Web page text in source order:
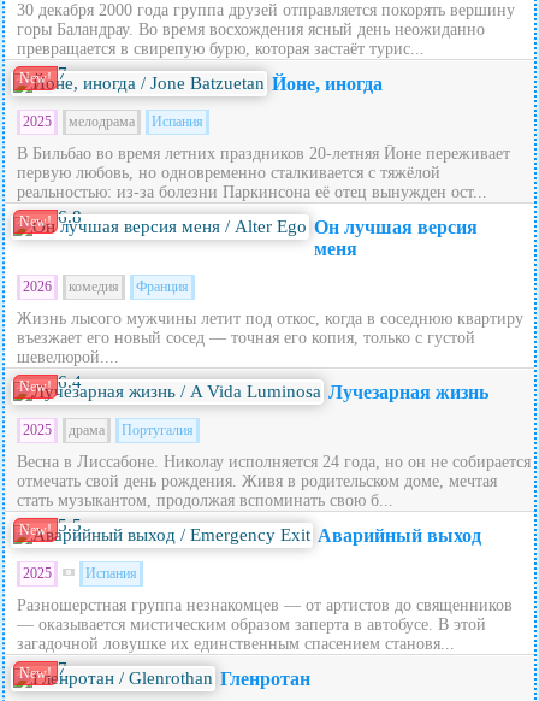
30 декабря 2000 года группа друзей отправляется покорять вершину
горы Баландрау. Во время восхождения ясный день неожиданно
превращается в свирепую бурю, которая застаёт турис...
New! 7 Йоне, иногда
2025 мелодрама Испания
В Бильбао во время летних праздников 20‑летняя Йоне переживает
первую любовь, но одновременно сталкивается с тяжёлой
реальностью: из‑за болезни Паркинсона её отец вынужден ост...
New! 6.8
Он лучшая версия
меня
2026 комедия Франция
Жизнь лысого мужчины летит под откос, когда в соседнюю квартиру
въезжает его новый сосед — точная его копия, только с густой
шевелюрой....
New! 6.4 Лучезарная жизнь
2025 драма Португалия
Весна в Лиссабоне. Николау исполняется 24 года, но он не собирается
отмечать свой день рождения. Живя в родительском доме, мечтая
стать музыкантом, продолжая вспоминать свою б...
New! 5.5 Аварийный выход
2025 Испания
Разношерстная группа незнакомцев — от артистов до священников
— оказывается мистическим образом заперта в автобусе. В этой
загадочной ловушке их единственным спасением становя...
New! 7 Гленротан